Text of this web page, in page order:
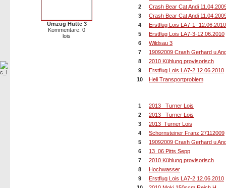
Umzug Hütte 3
Kommentare: 0
lois
2
Crash Bear Cat Andi
3
Crash Bear Cat Andi
4
Erstflug Lois LA7-1- 12.06.2010
5
Erstflug Lois LA7-3-12.06.2010
6
Wildsau 3
7
19092009 Crash Gerhard u
8
2010 Kühlung provisorisch
9
Erstflug Lois LA7-2 12.06.2010
10
Heli Transportproblem
1
2013_ Turner Lois
2
2013_ Turner Lois
3
2013_Turner Lois
4
Schornsteiner Franz 27112009
5
19092009 Crash Gerhard u
6
13_06 Pitts Sepp
7
2010 Kühlung provisorisch
8
Hochwasser
9
Erstflug Lois LA7-2 12.06.2010